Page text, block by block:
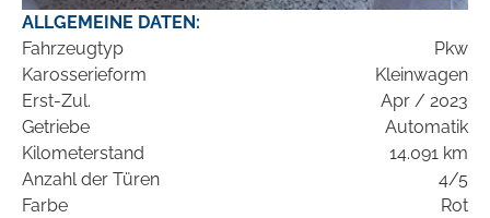
ALLGEMEINE DATEN:
Fahrzeugtyp
Pkw
Karosserieform
Kleinwagen
Erst-Zul.
Apr / 2023
Getriebe
Automatik
Kilometerstand
14.091 km
Anzahl der Türen
4/5
Farbe
Rot